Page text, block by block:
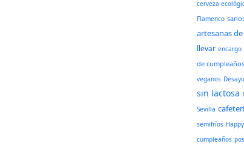
cerveza
Flamenco
artesanas
llevar encargo
de cumpleaños
veganos
sin lactosa
Sevilla
semifríos
cumpleaños